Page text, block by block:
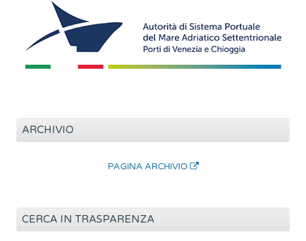
ARCHIVIO
PAGINA ARCHIVIO
CERCA IN TRASPARENZA